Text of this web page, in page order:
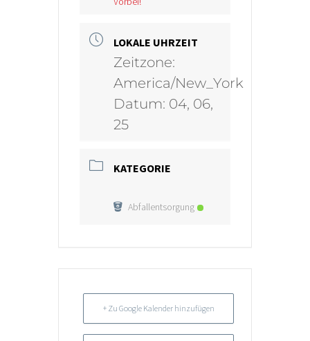
LOKALE UHRZEIT
Zeitzone:
America/New_York
Datum: 04, 06,
25
KATEGORIE
Abfallentsorgung
+ Zu Google Kalender hinzufügen